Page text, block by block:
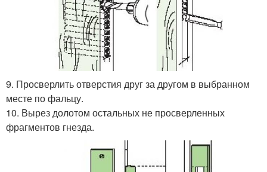
9. Просверлить отверстия друг за другом в выбранном
месте по фальцу.
10. Вырез долотом остальных не просверленных
фрагментов гнезда.